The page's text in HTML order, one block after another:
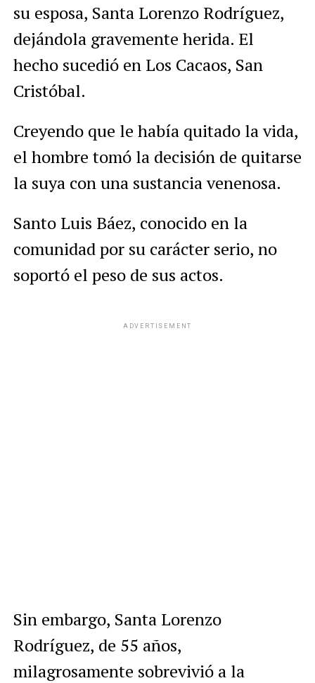
su esposa, Santa Lorenzo Rodríguez,
dejándola gravemente herida. El
hecho sucedió en Los Cacaos, San
Cristóbal.
Creyendo que le había quitado la vida,
el hombre tomó la decisión de quitarse
la suya con una sustancia venenosa.
Santo Luis Báez, conocido en la
comunidad por su carácter serio, no
soportó el peso de sus actos.
ADVERTISEMENT
Sin embargo, Santa Lorenzo
Rodríguez, de 55 años,
milagrosamente sobrevivió a la